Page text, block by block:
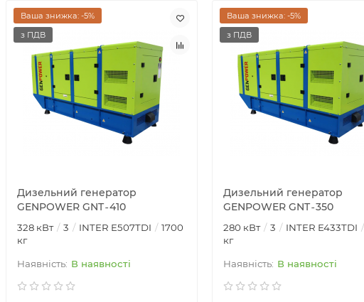
Ваша знижка: -5%
з ПДВ
Дизельний генератор
GENPOWER GNT‑410
328 кВт 3 INTER E507TDI
1700
кг
В наявності
Ваша знижка: -5%
з ПДВ
Дизельний генератор
GENPOWER GNT‑350
280 кВт 3 INTER E433TDI
кг
В наявності